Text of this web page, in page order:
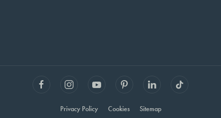
Privacy Policy Cookies Sitemap